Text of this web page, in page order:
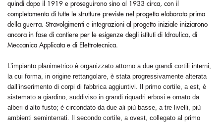
quindi dopo il 1919 e proseguirono sino al 1933 circa, con il
completamento di tutte le strutture previste nel progetto elaborato prima
della guerra. Stravolgimenti e integrazioni al progetto iniziale iniziarono
ancora in fase di cantiere per le esigenze degli istituti di Idraulica, di
Meccanica Applicata e di Elettrotecnica.
L’impianto planimetrico è organizzato attorno a due grandi cortili interni,
la cui forma, in origine rettangolare, è stata progressivamente alterata
dall’inserimento di corpi di fabbrica aggiuntivi. Il primo cortile, a est, è
sistemato a giardino, suddiviso in grandi riquadri erbosi e ornato da
alberi d’alto fusto; è circondato da due ali più basse, a tre livelli, più
ambienti seminterrati. Il secondo cortile, a ovest, collegato al primo